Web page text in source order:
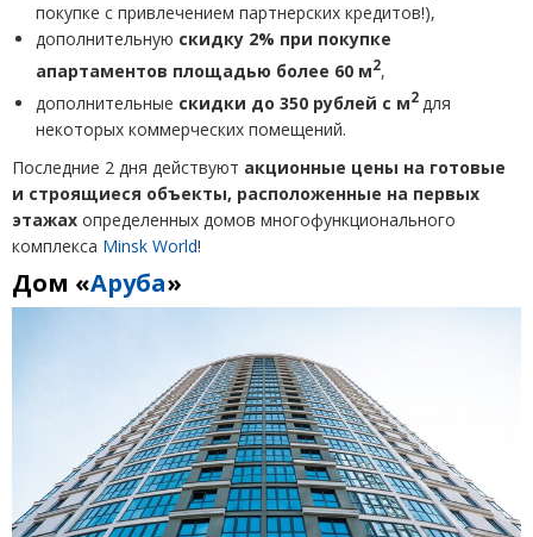
покупке с привлечением партнерских кредитов!),
дополнительную скидку 2% при покупке
апартаментов площадью более 60 м2,
дополнительные скидки до 350 рублей с м2 для
некоторых коммерческих помещений.
Последние 2 дня действуют акционные цены на готовые
и строящиеся объекты, расположенные на первых
этажах определенных домов многофункционального
комплекса Minsk World!
Дом «Аруба»